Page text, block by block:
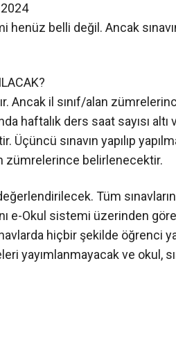
2024
henüz belli değil. Ancak
Ancak il sınıf/alan
haftalık ders saat sayısı altı
sınavın yapılıp
zümrelerince belirlenecektir.
Tüm sınavların
e-Okul sistemi üzerinden
hiçbir şekilde öğrenci
yayımlanmayacak ve okul,